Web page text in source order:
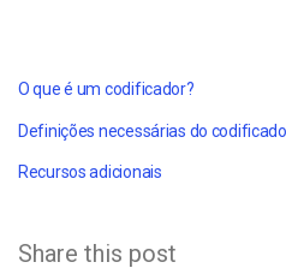
O que é um codificador?
Definições necessárias do
Recursos adicionais
Share this post